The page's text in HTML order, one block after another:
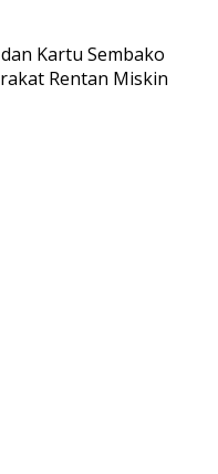
Kartu Sembako
Rentan Miskin